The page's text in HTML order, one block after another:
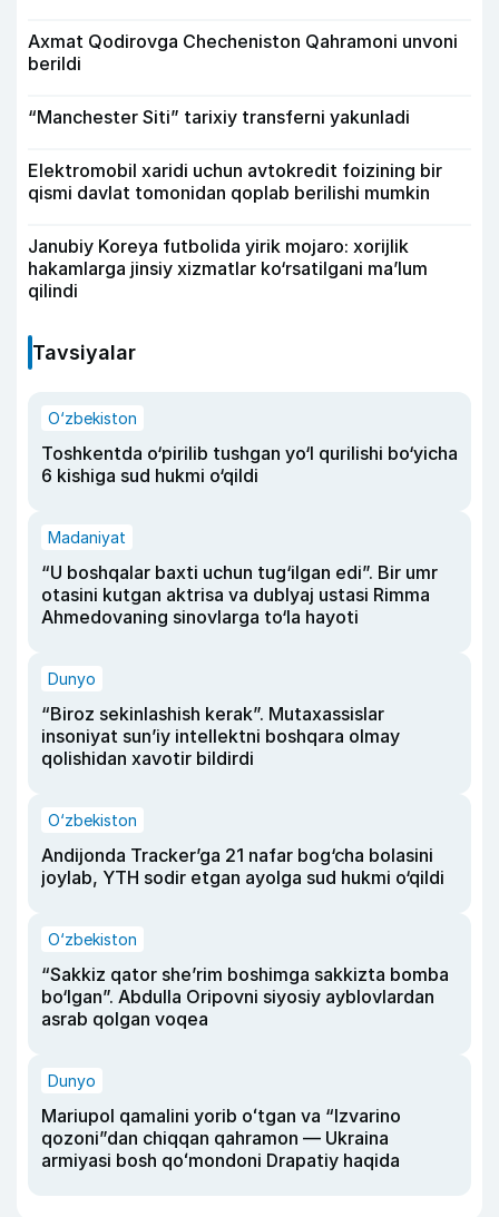
Axmat Qodirovga Checheniston Qahramoni unvoni
berildi
“Manchester Siti” tarixiy transferni yakunladi
Elektromobil xaridi uchun avtokredit foizining bir
qismi davlat tomonidan qoplab berilishi mumkin
Janubiy Koreya futbolida yirik mojaro: xorijlik
hakamlarga jinsiy xizmatlar ko‘rsatilgani ma’lum
qilindi
Tavsiyalar
O‘zbekiston
Toshkentda o‘pirilib tushgan yo‘l qurilishi bo‘yicha
6 kishiga sud hukmi o‘qildi
Madaniyat
“U boshqalar baxti uchun tug‘ilgan edi”. Bir umr
otasini kutgan aktrisa va dublyaj ustasi Rimma
Ahmedovaning sinovlarga to‘la hayoti
Dunyo
“Biroz sekinlashish kerak”. Mutaxassislar
insoniyat sun’iy intellektni boshqara olmay
qolishidan xavotir bildirdi
O‘zbekiston
Andijonda Tracker’ga 21 nafar bog‘cha bolasini
joylab, YTH sodir etgan ayolga sud hukmi o‘qildi
O‘zbekiston
“Sakkiz qator she’rim boshimga sakkizta bomba
bo‘lgan”. Abdulla Oripovni siyosiy ayblovlardan
asrab qolgan voqea
Dunyo
Mariupol qamalini yorib oʻtgan va “Izvarino
qozoni”dan chiqqan qahramon — Ukraina
armiyasi bosh qoʻmondoni Drapatiy haqida